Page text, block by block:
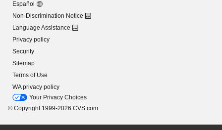
Español
Non-Discrimination Notice
Language Assistance
Privacy policy
Security
Sitemap
Terms of Use
WA privacy policy
Your Privacy Choices
© Copyright 1999-2026 CVS.com